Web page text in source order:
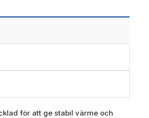
för att ge stabil värme och